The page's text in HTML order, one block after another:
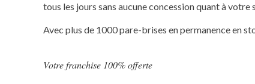
tous les jours sans aucune concession quant à votre
Avec plus de 1000 pare-brises en permanence en
Votre franchise 100% offerte